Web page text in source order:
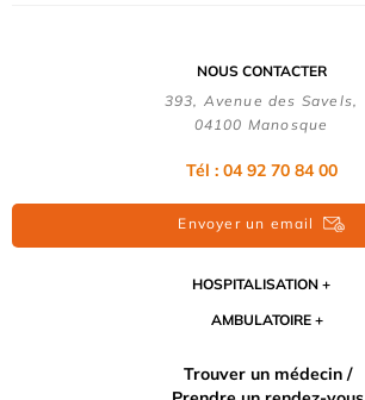
NOUS CONTACTER
393, Avenue des Savels,
04100 Manosque
Tél : 04 92 70 84 00
Envoyer un email
HOSPITALISATION
AMBULATOIRE
Trouver un médecin /